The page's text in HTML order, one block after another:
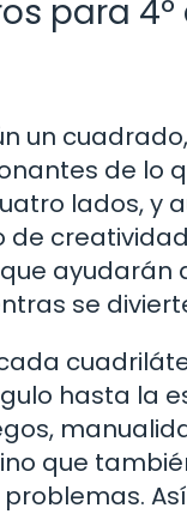
para 4º
un
de lo
lados, y
ayudarán
se
hasta la
que